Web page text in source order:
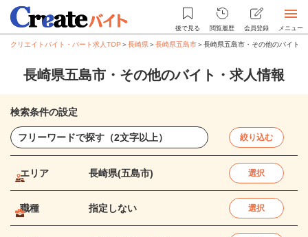
後で見る 閲覧履歴 会員登録 メニュー
クリエイトバイト・パート求人TOP ＞長崎県＞長崎県五島市＞長崎県五島市・その他のバイト
長崎県五島市・その他のバイト・求人情報
検索条件の設定
絞り込む
エリア 長崎県(五島市) 選択
職種 指定しない 選択